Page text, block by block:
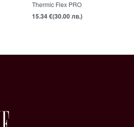
Thermic Flex PRO
15.34€(30.00 лв.)